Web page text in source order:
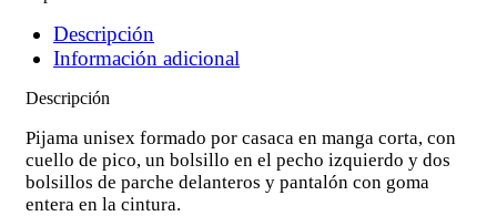
Descripción
Información adicional
Descripción
Pijama unisex formado por casaca en manga corta, con
cuello de pico, un bolsillo en el pecho izquierdo y dos
bolsillos de parche delanteros y pantalón con goma
entera en la cintura.